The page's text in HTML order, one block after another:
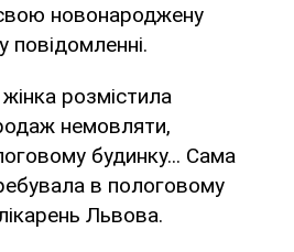
новонароджену
повідомленні.
розмістила
немовляти,
будинку... Сама
в пологовому
лікарень Львова.